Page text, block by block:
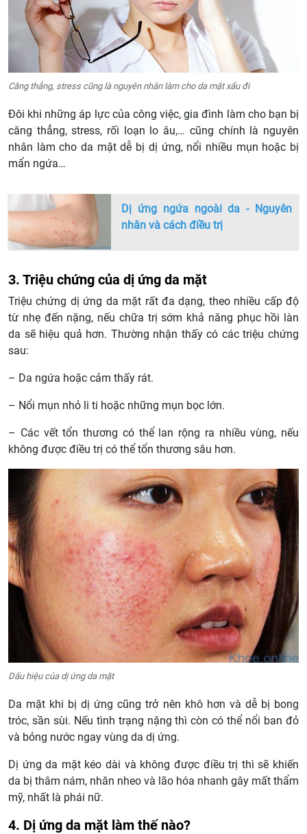
Căng thẳng, stress cũng là nguyên nhân làm cho da mặt xấu đi
Đôi khi những áp lực của công việc, gia đình làm cho bạn bị
căng thẳng, stress, rối loạn lo âu,… cũng chính là nguyên
nhân làm cho da mặt dễ bị dị ứng, nổi nhiều mụn hoặc bị
mẩn ngứa…
Dị ứng ngứa ngoài da - Nguyên
nhân và cách điều trị
3. Triệu chứng của dị ứng da mặt
Triệu chứng dị ứng da mặt rất đa dạng, theo nhiều cấp độ
từ nhẹ đến nặng, nếu chữa trị sớm khả năng phục hồi làn
da sẽ hiệu quả hơn. Thường nhận thấy có các triệu chứng
sau:
– Da ngứa hoặc cảm thấy rát.
– Nổi mụn nhỏ li ti hoặc những mụn bọc lớn.
– Các vết tổn thương có thể lan rộng ra nhiều vùng, nếu
không được điều trị có thể tổn thương sâu hơn.
Dấu hiệu của dị ứng da mặt
Da mặt khi bị dị ứng cũng trở nên khô hơn và dễ bị bong
tróc, sần sùi. Nếu tình trạng nặng thì còn có thể nổi ban đỏ
và bỏng nước ngay vùng da dị ứng.
Dị ứng da mặt kéo dài và không được điều trị thì sẽ khiến
da bị thâm nám, nhăn nheo và lão hóa nhanh gây mất thẩm
mỹ, nhất là phái nữ.
4. Dị ứng da mặt làm thế nào?